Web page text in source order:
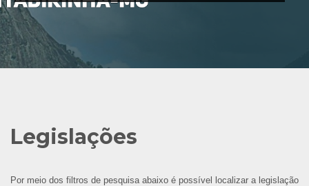
Legislações
Por meio dos filtros de pesquisa abaixo é possível localizar a legislação